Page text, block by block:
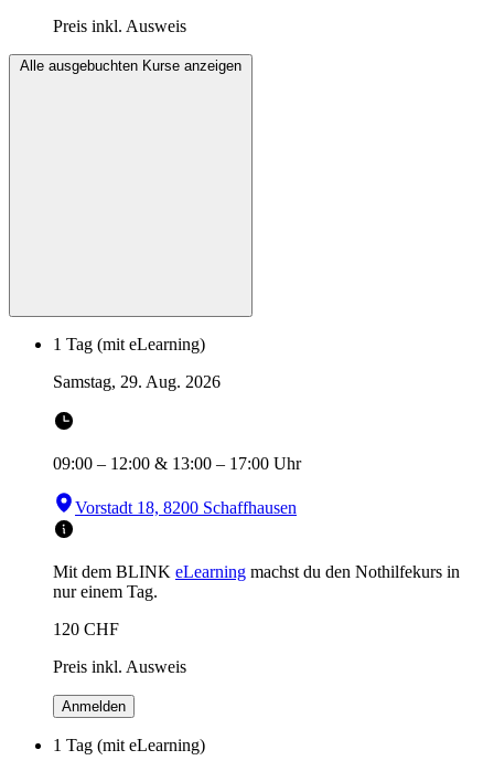
Preis inkl. Ausweis
Alle ausgebuchten Kurse anzeigen
1 Tag (mit eLearning)
Samstag, 29. Aug. 2026
09:00 – 12:00 & 13:00 – 17:00 Uhr
Vorstadt 18, 8200 Schaffhausen
Mit dem BLINK eLearning machst du den Nothilfekurs in
nur einem Tag.
120 CHF
Preis inkl. Ausweis
Anmelden
1 Tag (mit eLearning)